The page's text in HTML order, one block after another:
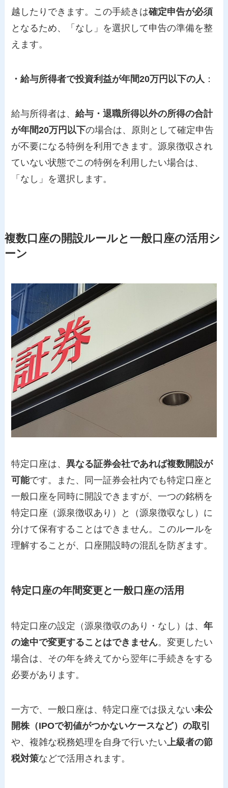
越したりできます。この手続きは確定申告が必須
となるため、「なし」を選択して申告の準備を整
えます。
・給与所得者で投資利益が年間20万円以下の人 ：
給与所得者は、給与・退職所得以外の所得の合計
が年間20万円以下の場合は、原則として確定申告
が不要になる特例を利用できます。源泉徴収され
ていない状態でこの特例を利用したい場合は、
「なし」を選択します。
複数口座の開設ルールと一般口座の活用シ
ーン
特定口座は、異なる証券会社であれば複数開設が
可能です。また、同一証券会社内でも特定口座と
一般口座を同時に開設できますが、一つの銘柄を
特定口座（源泉徴収あり）と（源泉徴収なし）に
分けて保有することはできません。このルールを
理解することが、口座開設時の混乱を防ぎます。
特定口座の年間変更と一般口座の活用
特定口座の設定（源泉徴収のあり・なし）は、年
の途中で変更することはできません。変更したい
場合は、その年を終えてから翌年に手続きをする
必要があります。
一方で、一般口座は、特定口座では扱えない未公
開株（IPOで初値がつかないケースなど）の取引
や、複雑な税務処理を自身で行いたい 上級者の節
税対策などで活用されます。